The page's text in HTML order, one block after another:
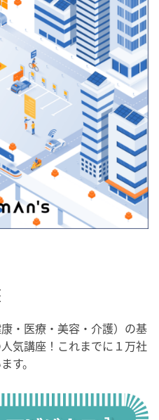
・医療・美容・介護）の基
気講座！これまでに１万社
す。